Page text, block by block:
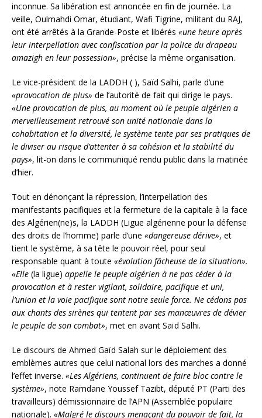
inconnue. Sa libération est annoncée en fin de journée. La
veille, Oulmahdi Omar, étudiant, Wafi Tigrine, militant du RAJ,
ont été arrêtés à la Grande-Poste et libérés «une heure après
leur interpellation avec confiscation par la police du drapeau
amazigh en leur possession», précise la même organisation.
Le vice-président de la LADDH ( ), Saïd Salhi, parle d’une
«provocation de plus» de l’autorité de fait qui dirige le pays.
«Une provocation de plus, au moment où le peuple algérien a
merveilleusement retrouvé son unité nationale dans la
cohabitation et la diversité, le système tente par ses pratiques de
le diviser au risque d’attenter à sa cohésion et la stabilité du
pays», lit-on dans le communiqué rendu public dans la matinée
d’hier.
Tout en dénonçant la répression, l’interpellation des
manifestants pacifiques et la fermeture de la capitale à la face
des Algérien(ne)s, la LADDH (Ligue algérienne pour la défense
des droits de l’homme) parle d’une «dangereuse dérive», et
tient le système, à sa tête le pouvoir réel, pour seul
responsable quant à toute «évolution fâcheuse de la situation».
«Elle (la ligue) appelle le peuple algérien à ne pas céder à la
provocation et à rester vigilant, solidaire, pacifique et uni,
l’union et la voie pacifique sont notre seule force. Ne cédons pas
aux chants des sirènes qui tentent par ses manœuvres de dévier
le peuple de son combat», met en avant Saïd Salhi.
Le discours de Ahmed Gaïd Salah sur le déploiement des
emblèmes autres que celui national lors des marches a donné
l’effet inverse. «Les Algériens, continuent de faire bloc contre le
système», note Ramdane Youssef Tazibt, député PT (Parti des
travailleurs) démissionnaire de l’APN (Assemblée populaire
nationale). «Malgré le discours menaçant du pouvoir de fait, la